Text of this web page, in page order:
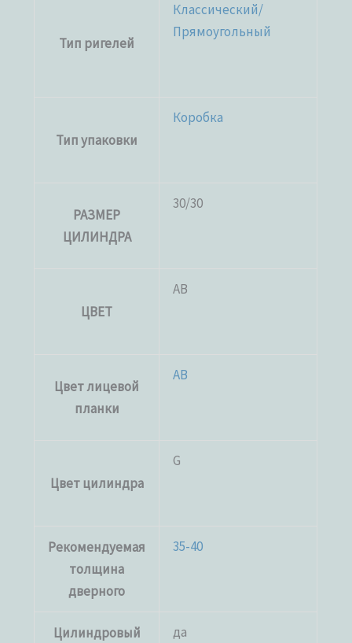
Тип ригелей
Классический/
Прямоугольный
Тип упаковки
Коробка
РАЗМЕР
ЦИЛИНДРА
30/30
ЦВЕТ
AB
Цвет лицевой
планки
AB
Цвет цилиндра
G
Рекомендуемая
толщина
дверного
35-40
Цилиндровый
да